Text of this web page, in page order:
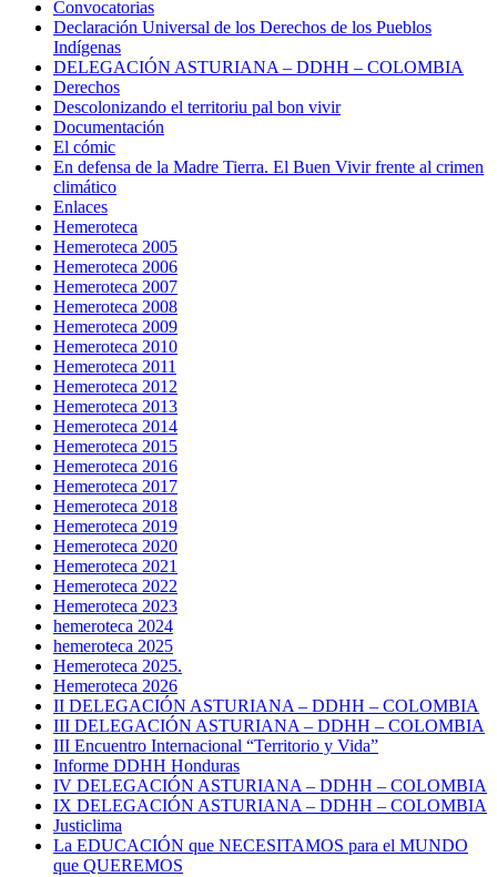
Convocatorias
Declaración Universal de los Derechos de los Pueblos
Indígenas
DELEGACIÓN ASTURIANA – DDHH – COLOMBIA
Derechos
Descolonizando el territoriu pal bon vivir
Documentación
El cómic
En defensa de la Madre Tierra. El Buen Vivir frente al crimen
climático
Enlaces
Hemeroteca
Hemeroteca 2005
Hemeroteca 2006
Hemeroteca 2007
Hemeroteca 2008
Hemeroteca 2009
Hemeroteca 2010
Hemeroteca 2011
Hemeroteca 2012
Hemeroteca 2013
Hemeroteca 2014
Hemeroteca 2015
Hemeroteca 2016
Hemeroteca 2017
Hemeroteca 2018
Hemeroteca 2019
Hemeroteca 2020
Hemeroteca 2021
Hemeroteca 2022
Hemeroteca 2023
hemeroteca 2024
hemeroteca 2025
Hemeroteca 2025.
Hemeroteca 2026
II DELEGACIÓN ASTURIANA – DDHH – COLOMBIA
III DELEGACIÓN ASTURIANA – DDHH – COLOMBIA
III Encuentro Internacional “Territorio y Vida”
Informe DDHH Honduras
IV DELEGACIÓN ASTURIANA – DDHH – COLOMBIA
IX DELEGACIÓN ASTURIANA – DDHH – COLOMBIA
Justiclima
La EDUCACIÓN que NECESITAMOS para el MUNDO
que QUEREMOS